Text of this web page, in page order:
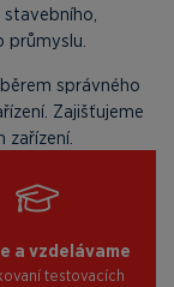
průmyslu.
správného
Zajišťujeme
a vzdelávame
testovacích